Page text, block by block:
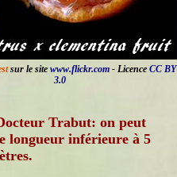
sur le site www.flickr.com- Licence CC BY
3.0
Trabut: on peut
longueur inférieure à 5